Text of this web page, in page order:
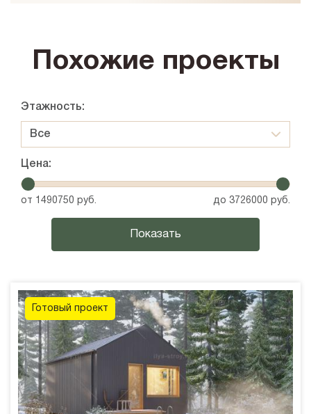
Похожие проекты
Этажность:
Все
Цена:
от 1490750 руб. до 3726000 руб.
Готовый проект